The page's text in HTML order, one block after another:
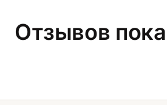
Отзывов пока